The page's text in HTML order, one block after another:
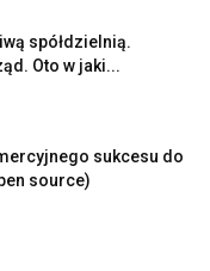
spółdzielnią.
Oto w jaki...
sukcesu do
source)